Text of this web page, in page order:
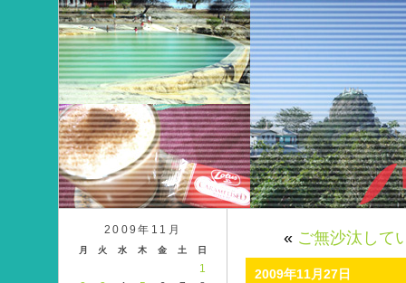
« ご無沙汰して
2009年11月27日
2009年11月
月 火 水 木 金 土 日
1